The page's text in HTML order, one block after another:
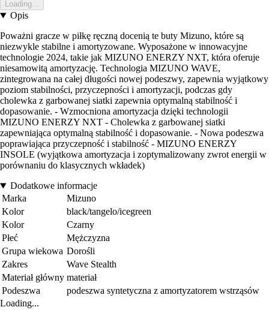
Loading...
Opis
Poważni gracze w piłkę ręczną docenią te buty Mizuno, które są
niezwykle stabilne i amortyzowane. Wyposażone w innowacyjne
technologie 2024, takie jak MIZUNO ENERZY NXT, która oferuje
niesamowitą amortyzację. Technologia MIZUNO WAVE,
zintegrowana na całej długości nowej podeszwy, zapewnia wyjątkowy
poziom stabilności, przyczepności i amortyzacji, podczas gdy
cholewka z garbowanej siatki zapewnia optymalną stabilność i
dopasowanie. - Wzmocniona amortyzacja dzięki technologii
MIZUNO ENERZY NXT - Cholewka z garbowanej siatki
zapewniająca optymalną stabilność i dopasowanie. - Nowa podeszwa
poprawiająca przyczepność i stabilność - MIZUNO ENERZY
INSOLE (wyjątkowa amortyzacja i zoptymalizowany zwrot energii w
porównaniu do klasycznych wkładek)
Dodatkowe informacje
Marka
Mizuno
Kolor
black/tangelo/icegreen
Kolor
Czarny
Płeć
Mężczyzna
Grupa wiekowa Dorośli
Zakres
Wave Stealth
Materiał główny materiał
Podeszwa
podeszwa syntetyczna z amortyzatorem wstrząsów
Loading...